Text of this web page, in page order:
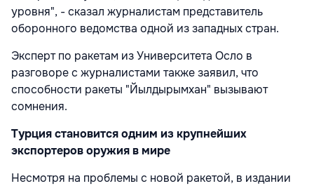
уровня", - сказал журналистам представитель
оборонного ведомства одной из западных стран.
Эксперт по ракетам из Университета Осло в
разговоре с журналистами также заявил, что
способности ракеты "Йылдырымхан" вызывают
сомнения.
Турция становится одним из крупнейших
экспортеров оружия в мире
Несмотря на проблемы с новой ракетой, в издании